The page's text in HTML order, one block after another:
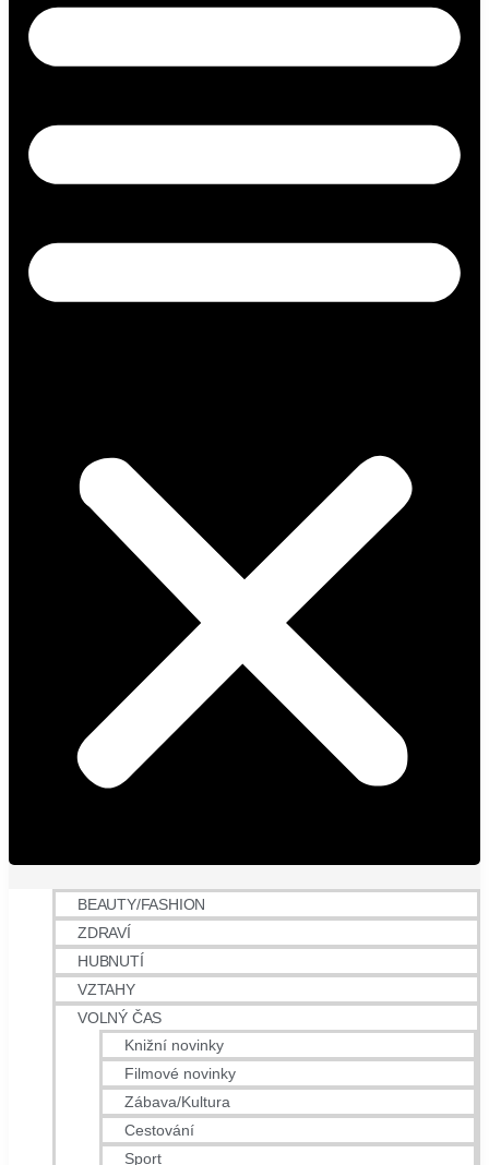
BEAUTY/FASHION
ZDRAVÍ
HUBNUTÍ
VZTAHY
VOLNÝ ČAS
Knižní novinky
Filmové novinky
Zábava/Kultura
Cestování
Sport